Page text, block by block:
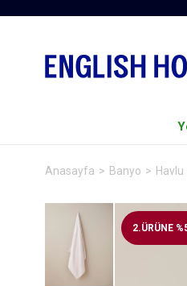
Anasayfa Banyo Havlu
2.ÜRÜNE